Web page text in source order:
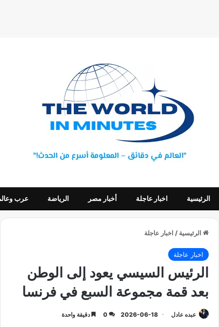
الرئيسية اخبار عاجلة أخبار مصر الرياضة عرب
الرئيسية / اخبار عاجلة
اخبار عاجلة
الرئيس السيسي يعود إلى الوطن
بعد قمة مجموعة السبع في فرنسا
عبده عادل 2026-06-18
0 دقيقة واحدة